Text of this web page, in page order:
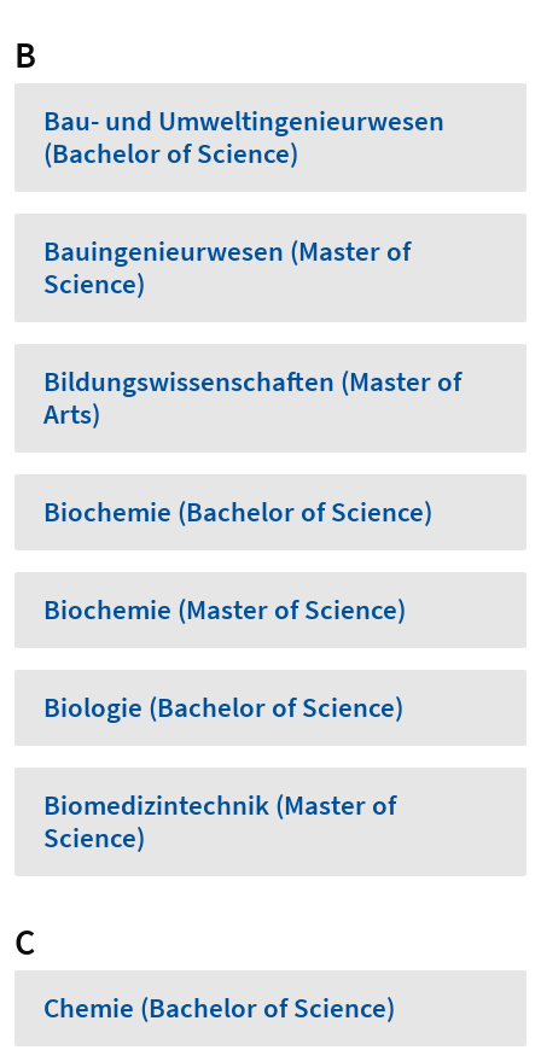
B
Bau- und Umweltingenieurwesen
(Bachelor of Science)
Bauingenieurwesen (Master of
Science)
Bildungswissenschaften (Master of
Arts)
Biochemie (Bachelor of Science)
Biochemie (Master of Science)
Biologie (Bachelor of Science)
Biomedizintechnik (Master of
Science)
C
Chemie (Bachelor of Science)